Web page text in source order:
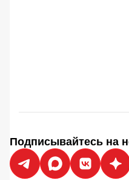
Подписывайтесь на